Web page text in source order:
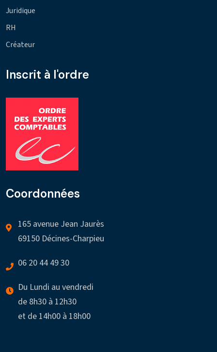
Juridique
RH
Créateur
Inscrit à l'ordre
Coordonnées
165 avenue Jean Jaurès
69150 Décines-Charpieu
06 20 44 49 30
Du Lundi au vendredi
de 8h30 à 12h30
et de 14h00 à 18h00